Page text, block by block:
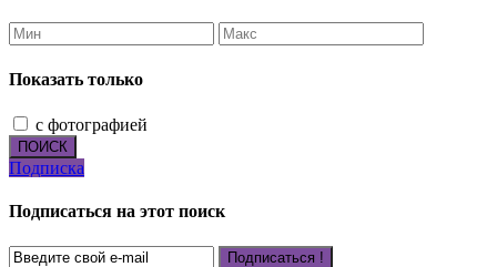
Показать только
с фотографией
ПОИСК
Подписка
Подписаться на этот поиск
Подписаться !